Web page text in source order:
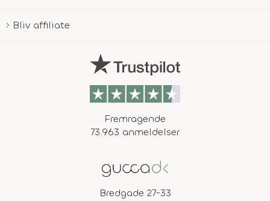
Bliv affiliate
Fremragende
73.963 anmeldelser
Bredgade 27-33